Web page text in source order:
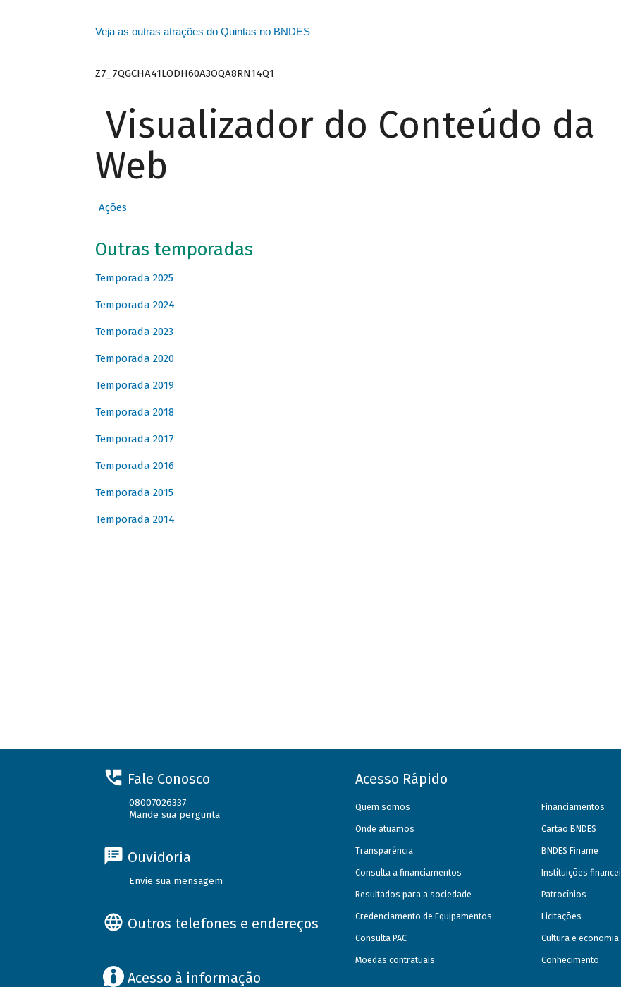
Veja as outras atrações do Quintas no BNDES
Z7_7QGCHA41LODH60A3OQA8RN14Q1
Visualizador do Conteúdo da
Web
Ações
Outras temporadas
Temporada 2025
Temporada 2024
Temporada 2023
Temporada 2020
Temporada 2019
Temporada 2018
Temporada 2017
Temporada 2016
Temporada 2015
Temporada 2014
Fale Conosco
08007026337
Mande sua pergunta
Ouvidoria
Envie sua mensagem
Outros telefones e endereços
Acesso à informação
Acesso Rápido
Quem somos
Onde atuamos
Transparência
Consulta a financiamentos
Resultados para a sociedade
Credenciamento de Equipamentos
Consulta PAC
Moedas contratuais
Financiamentos
Cartão BNDES
BNDES Finame
Instituições
Patrocínios
Licitações
Cultura e
Conhecimento